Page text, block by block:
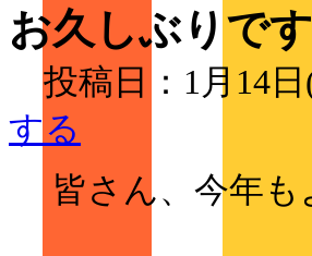
お久しぶりです
投稿日：1月14
する
皆さん、今年